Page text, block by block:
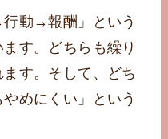
動→報酬」という
す。どちらも繰り
す。そして、どち
めにくい」という